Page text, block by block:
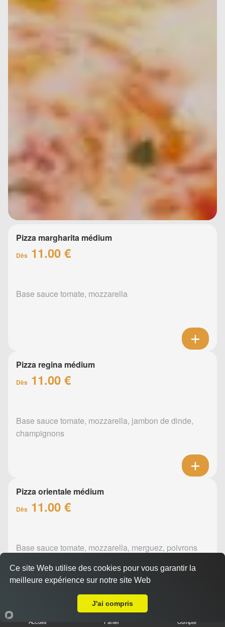
Pizza margharita médium
Dès 11.00 €
Base sauce tomate, mozzarella
Pizza regina médium
Dès 11.00 €
Base sauce tomate, mozzarella, jambon de dinde,
champignons
Pizza orientale médium
Dès 11.00 €
Base sauce tomate, mozzarella, merguez, poivrons
Accueil Panier Compte
Ce site Web utilise des cookies pour vous garantir la
meilleure expérience sur notre site Web
J'ai compris